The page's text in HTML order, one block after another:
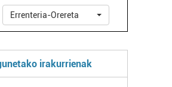
Errenteria-Orereta
irakurrienak